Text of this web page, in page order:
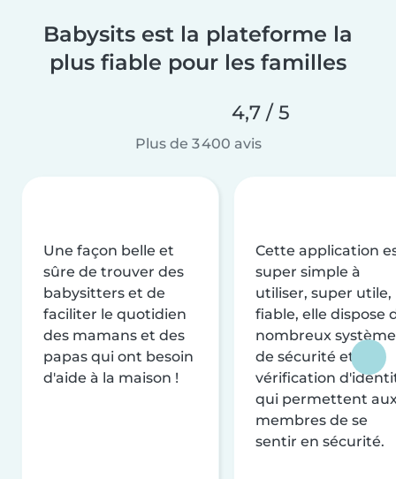
Babysits est la plateforme la
plus fiable pour les familles
4,7 / 5
Plus de 3 400 avis
Une façon belle et
sûre de trouver des
babysitters et de
faciliter le quotidien
des mamans et des
papas qui ont besoin
d'aide à la maison !
Cette application
super simple à
utiliser, super utile,
fiable, elle dispose
nombreux
de sécurité et de
vérification
qui permettent
membres de se
sentir en sécurité.